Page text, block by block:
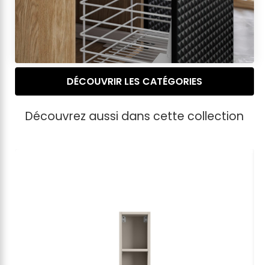
DÉCOUVRIR LES CATÉGORIES
Découvrez aussi dans cette collection